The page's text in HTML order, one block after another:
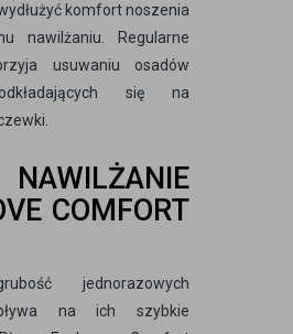
komfort noszenia
nawilżaniu. Regularne
usuwaniu osadów
się na
NAWILŻANIE
COMFORT
jednorazowych
na ich szybkie